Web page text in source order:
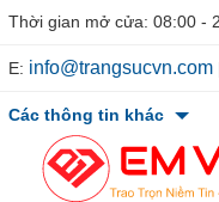
Thời gian mở cửa: 08:00 -
E: info@trangsucvn.com
Các thông tin khác